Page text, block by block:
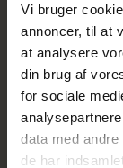
Vi bruger
annoncer, til at
at analysere
din brug af
for sociale
data med
de har